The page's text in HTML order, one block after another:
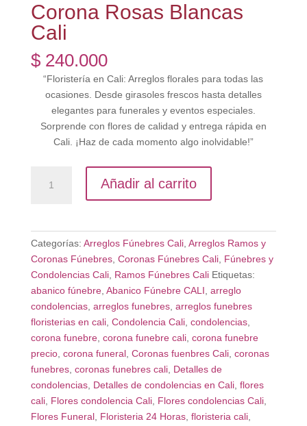
Corona Rosas Blancas
Cali
$240.000
“Floristería en Cali: Arreglos florales para todas las
ocasiones. Desde girasoles frescos hasta detalles
elegantes para funerales y eventos especiales.
Sorprende con flores de calidad y entrega rápida en
Cali. ¡Haz de cada momento algo inolvidable!”
Rosas
Añadir al carrito
Categorías: Arreglos Fúnebres Cali, Arreglos Ramos y
Coronas Fúnebres, Coronas Fúnebres Cali, Fúnebres y
Condolencias Cali, Ramos Fúnebres Cali Etiquetas:
abanico fúnebre, Abanico Fúnebre CALI, arreglo
condolencias, arreglos funebres, arreglos funebres
floristerias en cali, Condolencia Cali, condolencias,
corona funebre, corona funebre cali, corona funebre
precio, corona funeral, Coronas fuenbres Cali, coronas
funebres, coronas funebres cali, Detalles de
condolencias, Detalles de condolencias en Cali, flores
cali, Flores condolencia Cali, Flores condolencias Cali,
Flores Funeral, Floristeria 24 Horas, floristeria cali,